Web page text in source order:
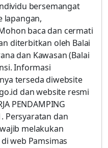
bersemangat
lapangan,
baca dan cermati
diterbitkan oleh Balai
dan Kawasan (Balai
Informasi
terseda diwebsite
dan website resmi
PENDAMPING
Persyaratan dan
melakukan
web Pamsimas